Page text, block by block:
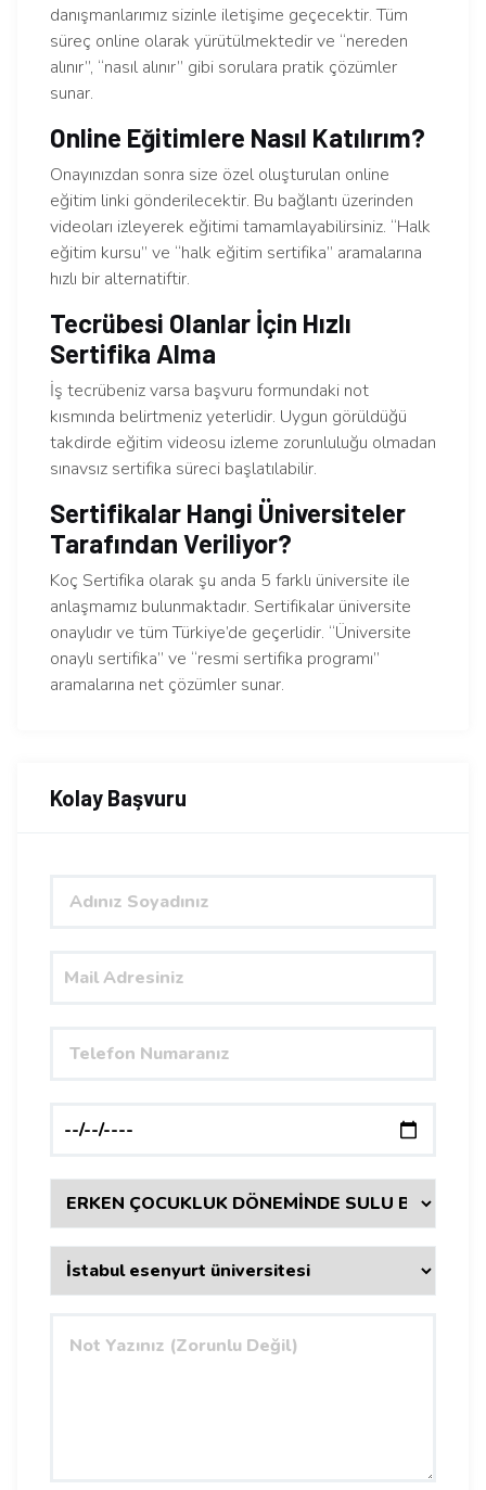
danışmanlarımız sizinle iletişime geçecektir. Tüm
süreç online olarak yürütülmektedir ve “nereden
alınır”, “nasıl alınır” gibi sorulara pratik çözümler
sunar.
Online Eğitimlere Nasıl Katılırım?
Onayınızdan sonra size özel oluşturulan online
eğitim linki gönderilecektir. Bu bağlantı üzerinden
videoları izleyerek eğitimi tamamlayabilirsiniz. “Halk
eğitim kursu” ve “halk eğitim sertifika” aramalarına
hızlı bir alternatiftir.
Tecrübesi Olanlar İçin Hızlı
Sertifika Alma
İş tecrübeniz varsa başvuru formundaki not
kısmında belirtmeniz yeterlidir. Uygun görüldüğü
takdirde eğitim videosu izleme zorunluluğu olmadan
sınavsız sertifika süreci başlatılabilir.
Sertifikalar Hangi Üniversiteler
Tarafından Veriliyor?
Koç Sertifika olarak şu anda 5 farklı üniversite ile
anlaşmamız bulunmaktadır. Sertifikalar üniversite
onaylıdır ve tüm Türkiye’de geçerlidir. “Üniversite
onaylı sertifika” ve “resmi sertifika programı”
aramalarına net çözümler sunar.
Kolay Başvuru